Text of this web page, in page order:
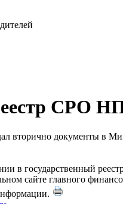
СРО
вторично документы в
в государственный
сайте главного